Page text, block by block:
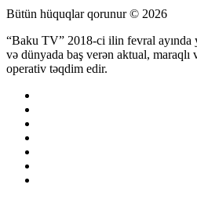
Bütün hüquqlar qorunur © 2026
“Baku TV” 2018-ci ilin fevral ayında
və dünyada baş verən aktual,
operativ təqdim edir.